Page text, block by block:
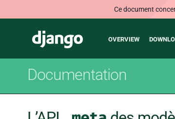
Ce document
Django
Main
OVERVIEW
Documentation